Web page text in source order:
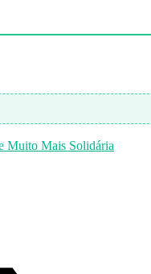
Muito Mais Solidária